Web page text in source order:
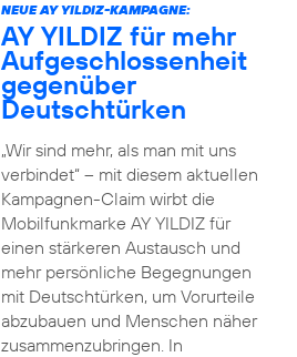
NEUE AY YILDIZ-KAMPAGNE:
AY YILDIZ für mehr
Aufgeschlossenheit
gegenüber
Deutschtürken
„Wir sind mehr, als man mit uns
verbindet“ – mit diesem aktuellen
Kampagnen-Claim wirbt die
Mobilfunkmarke AY YILDIZ für
einen stärkeren Austausch und
mehr persönliche Begegnungen
mit Deutschtürken, um Vorurteile
abzubauen und Menschen näher
zusammenzubringen. In